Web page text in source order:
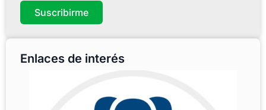
Suscribirme
Enlaces de interés